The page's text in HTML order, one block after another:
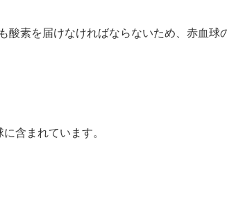
酸素を届けなければならないため、赤血球
含まれています。